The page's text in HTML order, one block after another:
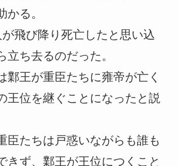
かる。
飛び降り死亡したと思い込
立ち去るのだった。
鄴王が重臣たちに雍帝が亡く
王位を継ぐことになったと説
臣たちは戸惑いながらも誰も
きず、鄴王が王位につくこと